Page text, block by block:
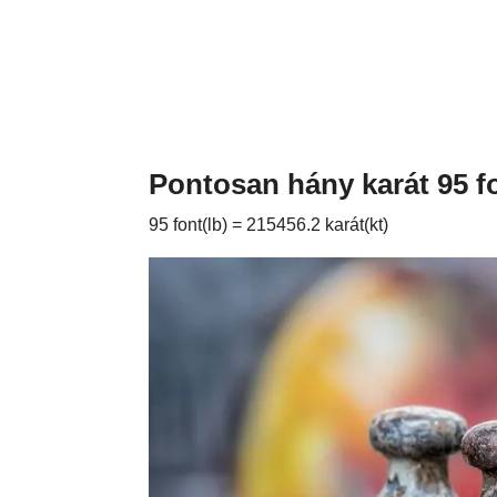
Pontosan hány karát 95
95 font(lb) = 215456.2 karát(kt)